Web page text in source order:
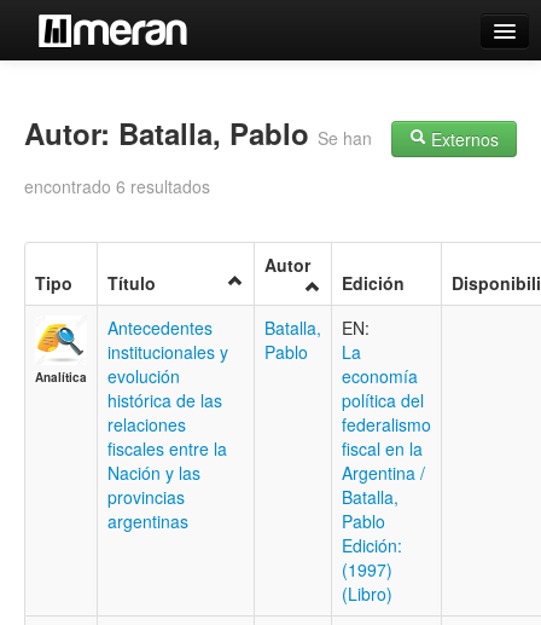
Búsqueda Avanzada
Contacto
Iniciar sesión
Externos
Autor: Batalla, Pablo Se han
encontrado 6 resultados
Tipo Título
Autor
Edición
Analítica
Antecedentes
institucionales y
evolución
histórica de las
relaciones
fiscales entre la
Nación y las
provincias
argentinas
Batalla,
Pablo
EN:
La
economía
política del
federalismo
fiscal en la
Argentina /
Batalla,
Pablo
Edición:
(1997)
(Libro)